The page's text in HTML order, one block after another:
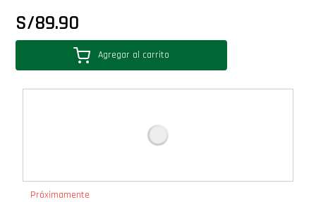
Llaveros Pop
Moments
PLUS!
S/89.90
Agregar al carrito
Próximamente